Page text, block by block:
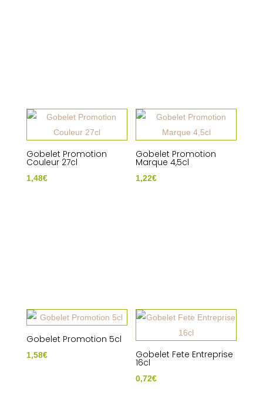
Gobelet Promotion
Couleur 27cl
1,48€
Gobelet Promotion
Marque 4,5cl
1,22€
Gobelet Promotion 5cl
1,58€ Gobelet Fete Entreprise
16cl
0,72€